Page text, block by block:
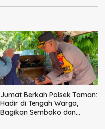
Jumat Berkah Polsek Taman:
Hadir di Tengah Warga,
Bagikan Sembako dan